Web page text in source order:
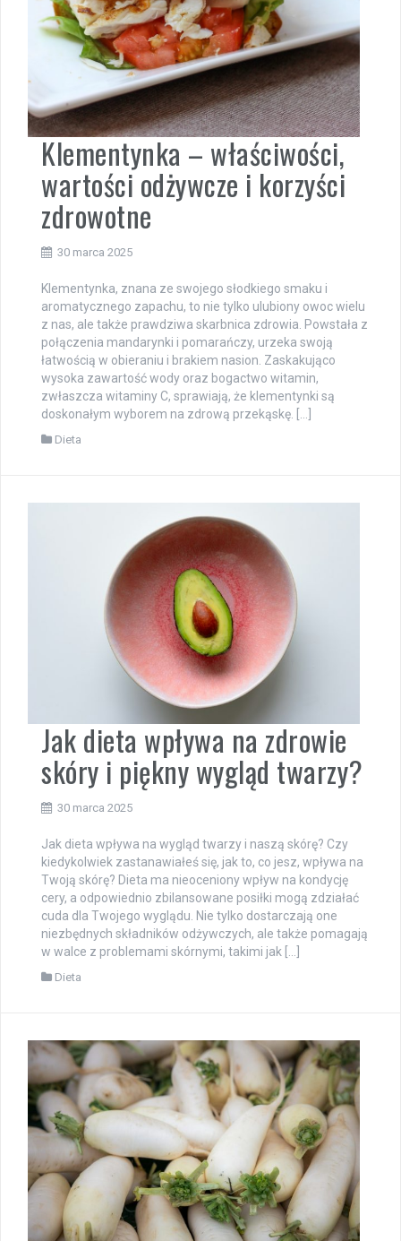
Klementynka – właściwości,
wartości odżywcze i korzyści
zdrowotne
30 marca 2025
Klementynka, znana ze swojego słodkiego smaku i
aromatycznego zapachu, to nie tylko ulubiony owoc wielu
z nas, ale także prawdziwa skarbnica zdrowia. Powstała z
połączenia mandarynki i pomarańczy, urzeka swoją
łatwością w obieraniu i brakiem nasion. Zaskakująco
wysoka zawartość wody oraz bogactwo witamin,
zwłaszcza witaminy C, sprawiają, że klementynki są
doskonałym wyborem na zdrową przekąskę. […]
Dieta
Jak dieta wpływa na zdrowie
skóry i piękny wygląd twarzy?
30 marca 2025
Jak dieta wpływa na wygląd twarzy i naszą skórę? Czy
kiedykolwiek zastanawiałeś się, jak to, co jesz, wpływa na
Twoją skórę? Dieta ma nieoceniony wpływ na kondycję
cery, a odpowiednio zbilansowane posiłki mogą zdziałać
cuda dla Twojego wyglądu. Nie tylko dostarczają one
niezbędnych składników odżywczych, ale także pomagają
w walce z problemami skórnymi, takimi jak […]
Dieta